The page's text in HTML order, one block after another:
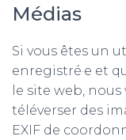
Médias
Si vous êtes un
enregistré·e et
le site web,
téléverser des
EXIF de